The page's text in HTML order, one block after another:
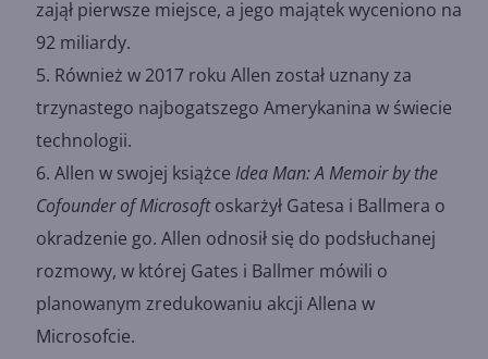
zajął pierwsze miejsce, a jego majątek wyceniono na
92 miliardy.
Również w 2017 roku Allen został uznany za
trzynastego najbogatszego Amerykanina w świecie
technologii.
Allen w swojej książce Idea Man: A Memoir by the
Cofounder of Microsoftoskarżył Gatesa i Ballmera o
okradzenie go. Allen odnosił się do podsłuchanej
rozmowy, w której Gates i Ballmer mówili o
planowanym zredukowaniu akcji Allena w
Microsofcie.